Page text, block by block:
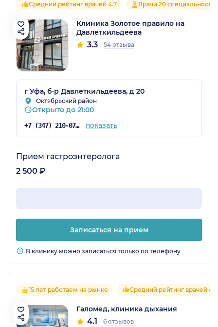
Средний рейтинг врачей 4.7 Врачи 20
Клиника Золотое правило на
Давлеткильдеева
3.3 54 отзыва
г Уфа, б-р Давлеткильдеева, д 20
Октябрьский район
Открыто до 21:00
+7 (347) 210-07-63 показать
Прием гастроэнтеролога
2 500 ₽
Записаться на прием
В клинику можно записаться только по телефону
15 лет работаем на рынке Средний рейтинг врачей 4.1
Галомед, клиника дыхания
4.1 6 отзывов